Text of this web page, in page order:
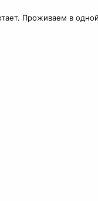
Проживаем в